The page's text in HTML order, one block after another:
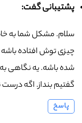
پشتیبانی گفت:
سلام. مشکل شما به
چیزی توش افتاده
شده باشه. یه نگاهی
گفتیم بنداز. اگه درست
پاسخ